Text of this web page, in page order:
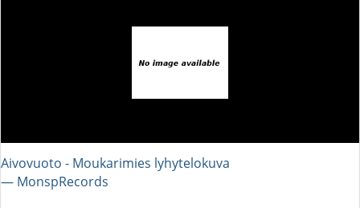
Aivovuoto - Moukarimies lyhytelokuva
― MonspRecords